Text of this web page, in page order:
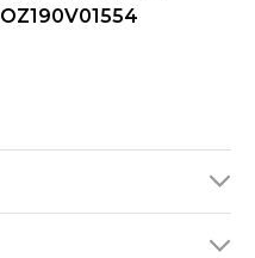
OZ190V01554